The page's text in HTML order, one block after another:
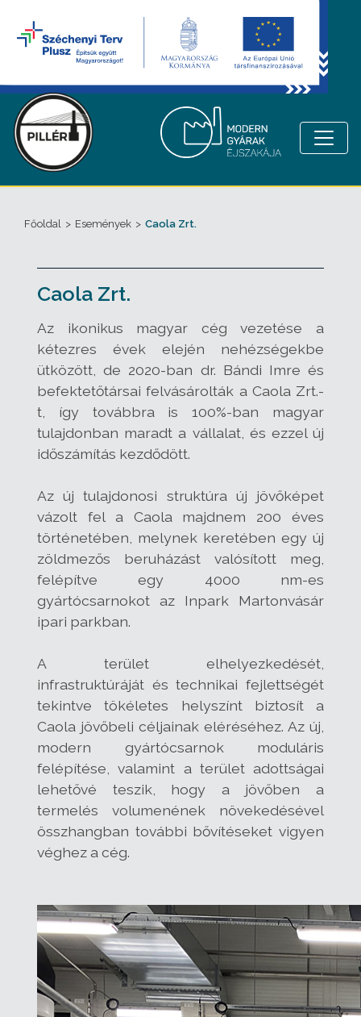
Főoldal > Események > Caola Zrt.
Caola Zrt.
Az ikonikus magyar cég vezetése a
kétezres évek elején nehézségekbe
ütközött, de 2020-ban dr. Bándi Imre és
befektetőtársai felvásárolták a Caola Zrt.-
t, így továbbra is 100%-ban magyar
tulajdonban maradt a vállalat, és ezzel új
időszámítás kezdődött.
Az új tulajdonosi struktúra új jövőképet
vázolt fel a Caola majdnem 200 éves
történetében, melynek keretében egy új
zöldmezős beruházást valósított meg,
felépítve egy 4000 nm-es
gyártócsarnokot az Inpark Martonvásár
ipari parkban.
A terület elhelyezkedését,
infrastruktúráját és technikai fejlettségét
tekintve tökéletes helyszínt biztosít a
Caola jövőbeli céljainak eléréséhez. Az új,
modern gyártócsarnok moduláris
felépítése, valamint a terület adottságai
lehetővé teszik, hogy a jövőben a
termelés volumenének növekedésével
összhangban további bővítéseket vigyen
véghez a cég.